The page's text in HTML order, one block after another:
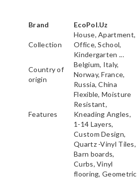
Brand EcoPol.Uz
Collection
House, Apartment,
Office, School,
Kindergarten ...
Country of
origin
Belgium, Italy,
Norway, France,
Russia, China
Features
Flexible, Moisture
Resistant,
Kneading Angles,
1-14 Layers,
Custom Design,
Quartz -Vinyl Tiles,
Barn boards,
Curbs, Vinyl
flooring, Geometric